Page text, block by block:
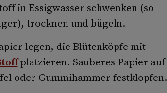
in Essigwasser schwenken (so
trocknen und bügeln.
legen, die Blütenköpfe mit
platzieren. Sauberes Papier auf
oder Gummihammer festklopfen.